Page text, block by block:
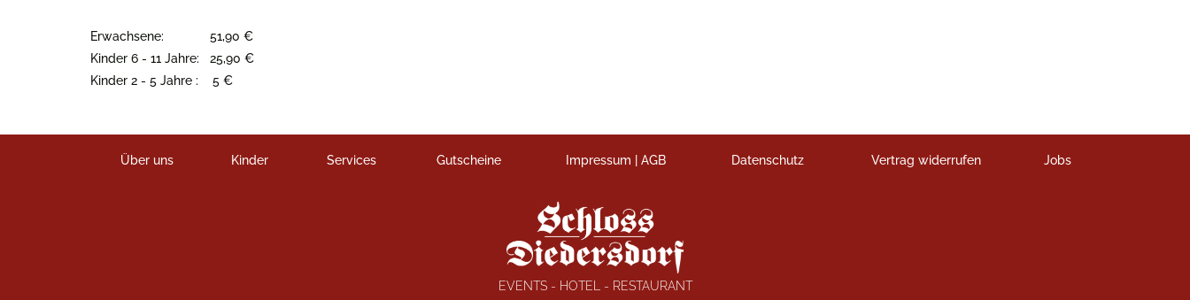
Erwachsene: 51,90 €
Kinder 6 - 11 Jahre: 25,90 €
Kinder 2 - 5 Jahre : 5 €
Über uns Kinder Services Gutscheine Impressum | AGB Datenschutz Vertrag widerrufen Jobs
EVENTS - HOTEL - RESTAURANT